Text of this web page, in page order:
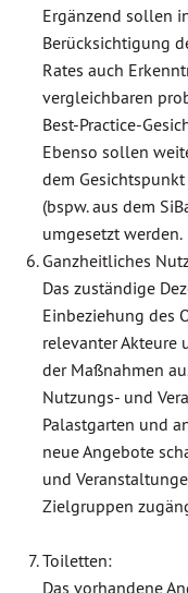
Ergänzend sollen
Berücksichtigung
Rates auch
vergleichbaren
Best-Practice-
Ebenso sollen
dem
(bspw. aus dem
umgesetzt werden.
Ganzheitliches
Das zuständige
Einbeziehung des
relevanter Akteure
der Maßnahmen
Nutzungs- und
Palastgarten und
neue Angebote
und
Zielgruppen
Toiletten:
Das vorhandene